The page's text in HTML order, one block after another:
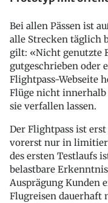
Bei allen Pässen ist
alle Strecken täglich
gilt: «Nicht genutzte
gutgeschrieben oder
Flightpass-Webseite
Flüge nicht innerhalb
sie verfallen lassen.
Der Flightpass ist
vorerst nur in
des ersten Testlaufs
belastbare
Ausprägung Kunden
Flugreisen dauerhaft